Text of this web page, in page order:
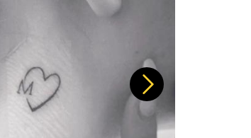
Další